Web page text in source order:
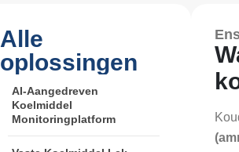
Alle
oplossingen
AI-Aangedreven
Koelmiddel
Monitoringplatform